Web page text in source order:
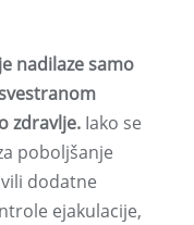
nadilaze samo
zdravlje. Iako se
poboljšanje
dodatne
ejakulacije,